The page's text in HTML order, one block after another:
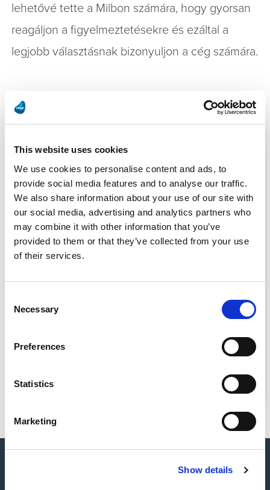
This website uses cookies
We use cookies to personalise content and ads, to
provide social media features and to analyse our traffic.
We also share information about your use of our site with
our social media, advertising and analytics partners who
may combine it with other information that you’ve
provided to them or that they’ve collected from your use
of their services.
Selection
Necessary
Preferences
Statistics
Marketing
Show details
lehetővé tette a Milbon számára, hogy gyorsan
reagáljon a figyelmeztetésekre és ezáltal a
legjobb választásnak bizonyuljon a cég számára.
Kiemelt történetek
Westmor Industries
alkalmazásának háttér integrációját a Magic